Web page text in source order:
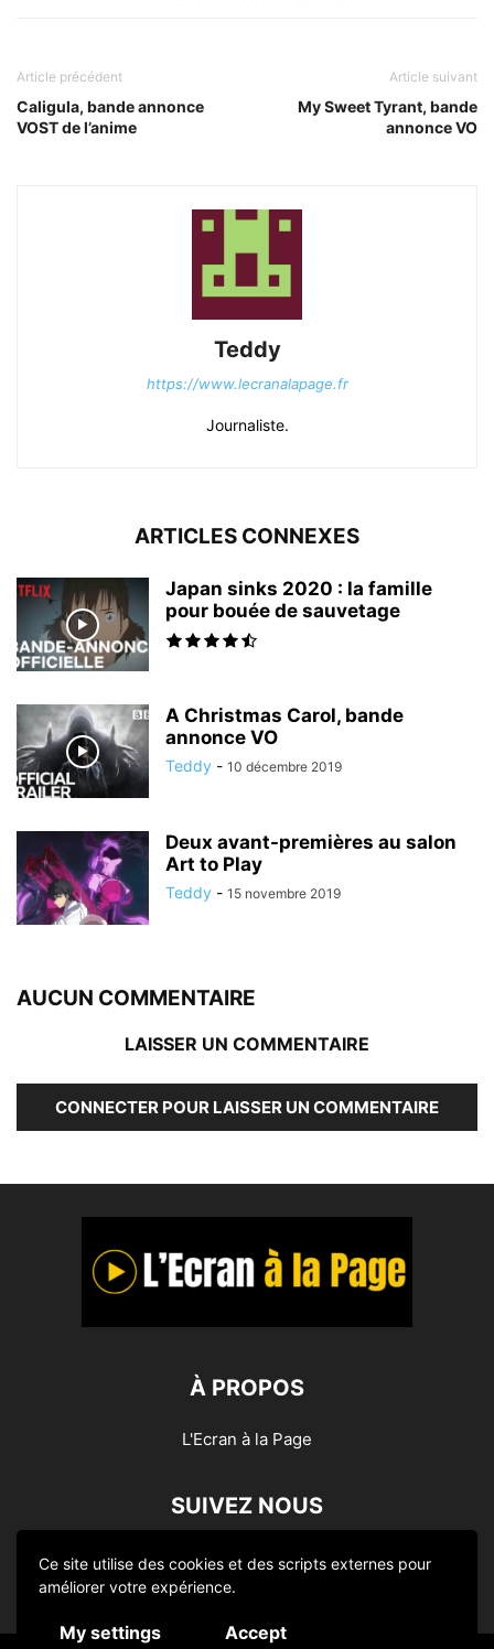
Ce site utilise des cookies et des scripts externes pour
améliorer votre expérience.
My settings Accept
Article précédent
Caligula, bande annonce
VOST de l’anime
Article suivant
My Sweet Tyrant, bande
annonce VO
Teddy
https://www.lecranalapage.fr
Journaliste.
ARTICLES CONNEXES
Japan sinks 2020 : la famille
pour bouée de sauvetage
A Christmas Carol, bande
annonce VO
Teddy - 10 décembre 2019
Deux avant-premières au salon
Art to Play
Teddy - 15 novembre 2019
AUCUN COMMENTAIRE
LAISSER UN COMMENTAIRE
CONNECTER POUR LAISSER UN COMMENTAIRE
À PROPOS
L'Ecran à la Page
SUIVEZ NOUS